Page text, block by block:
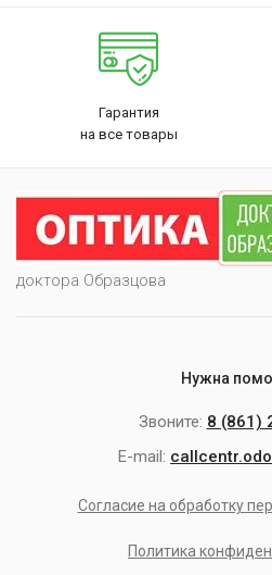
Гарантия
на все товары
доктора Образцова
Нужна
Звоните: 8 (861)
E-mail:
Согласие на обработку
Политика